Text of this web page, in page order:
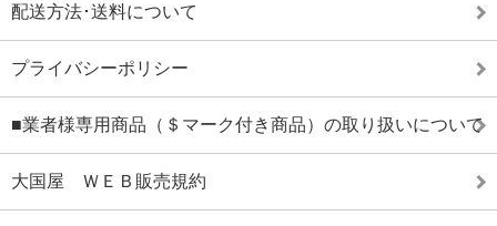
配送方法･送料について
プライバシーポリシー
■業者様専用商品（＄マーク付き商品）の取り扱いについて
大国屋 ＷＥＢ販売規約